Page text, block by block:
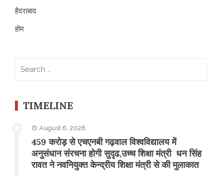
हैदराबाद
होम
TIMELINE
August 6, 2026
459 करोड़ से एचएनबी गढ़वाल विश्वविद्यालय में
अनुसंधान संरचना होगी सुदृढ,उच्च शिक्षा मंत्री धन सिंह
रावत ने नवनियुक्त केन्द्रीय शिक्षा मंत्री से की मुलाकात